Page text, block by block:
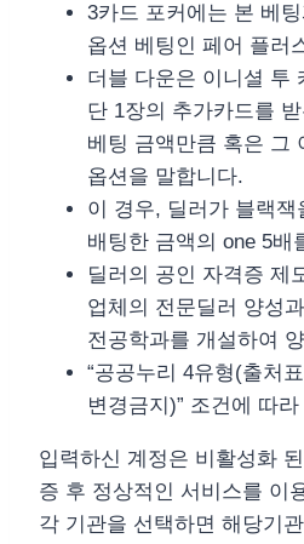
3카드 포커에는 본 베
옵션 베팅인 페어 플러
더블 다운은 이니셜 투
단 1장의 추가카드를
베팅 금액만큼 혹은 그
옵션을 말합니다.
이 경우, 딜러가 블랙
배팅한 금액의 one 5배
딜러의 공인 자격증 제
업체의 전문딜러 양성
전공학과를 개설하여
“공공누리 4유형(출처
변경금지)” 조건에 따
입력하신 계정은 비활성화
증 후 정상적인 서비스를 이
각 기관을 선택하면 해당기